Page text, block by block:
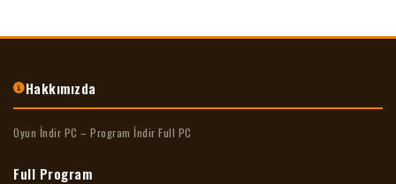
Hakkımızda
Oyun İndir PC – Program İndir Full PC
Full Program